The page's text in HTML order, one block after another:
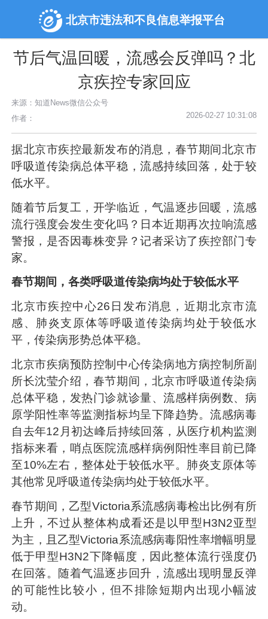
北京市违法和不良信息举报平台
节后气温回暖，流感会反弹吗？北
京疾控专家回应
来源：知道News微信公众号
作者：
2026-02-27 10:31:08
据北京市疾控最新发布的消息，春节期间北京市
呼吸道传染病总体平稳，流感持续回落，处于较
低水平。
随着节后复工，开学临近，气温逐步回暖，流感
流行强度会发生变化吗？日本近期再次拉响流感
警报，是否因毒株变异？记者采访了疾控部门专
家。
春节期间，各类呼吸道传染病均处于较低水平
北京市疾控中心26日发布消息，近期北京市流
感、肺炎支原体等呼吸道传染病均处于较低水
平，传染病形势总体平稳。
北京市疾病预防控制中心传染病地方病控制所副
所长沈莹介绍，春节期间，北京市呼吸道传染病
总体平稳，发热门诊就诊量、流感样病例数、病
原学阳性率等监测指标均呈下降趋势。流感病毒
自去年12月初达峰后持续回落，从医疗机构监测
指标来看，哨点医院流感样病例阳性率目前已降
至10%左右，整体处于较低水平。肺炎支原体等
其他常见呼吸道传染病均处于较低水平。
春节期间，乙型Victoria系流感病毒检出比例有所
上升，不过从整体构成看还是以甲型H3N2亚型
为主，且乙型Victoria系流感病毒阳性率增幅明显
低于甲型H3N2下降幅度，因此整体流行强度仍
在回落。随着气温逐步回升，流感出现明显反弹
的可能性比较小，但不排除短期内出现小幅波
动。